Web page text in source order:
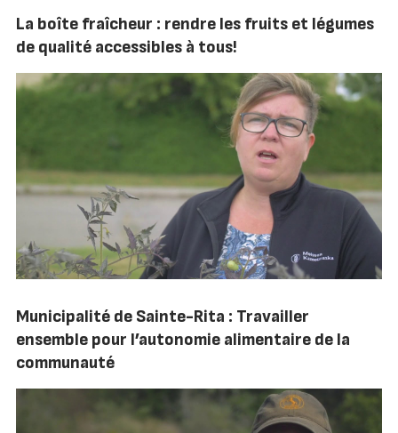
La boîte fraîcheur : rendre les fruits et légumes
de qualité accessibles à tous!
Municipalité de Sainte-Rita : Travailler
ensemble pour l’autonomie alimentaire de la
communauté